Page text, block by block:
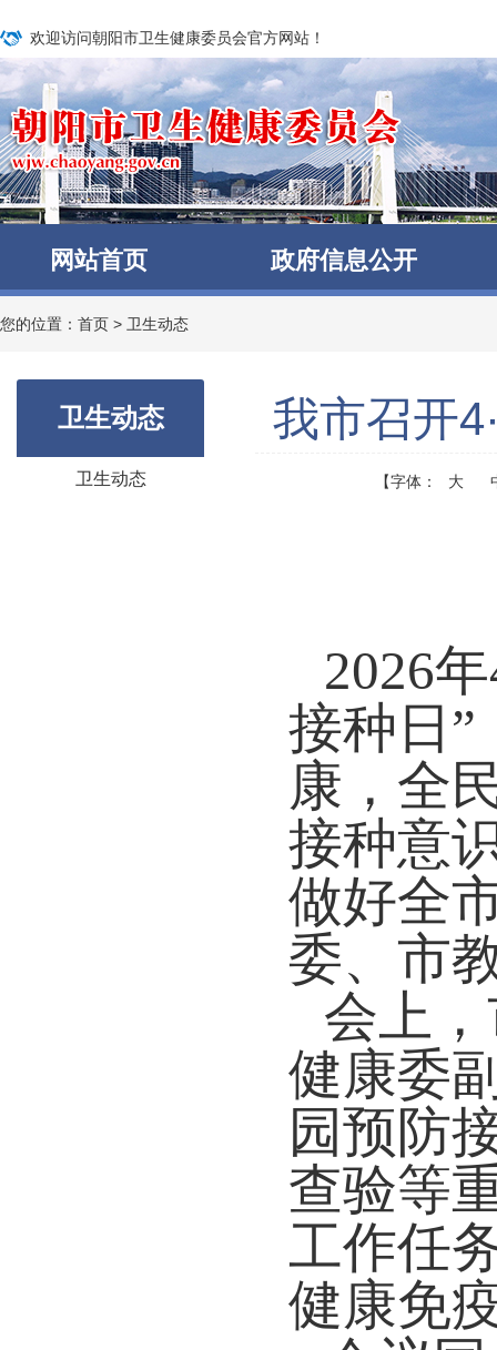
欢迎访问朝阳市卫生健康委员会官方网站！
网站首页 政府信息公开
您的位置： 首页 > 卫生动态
卫生动态
卫生动态
我市召开
【字体： 大
2026
接种日”
康，全
接种意
做好全
委、市
会上
健康委
园预防
查验等
工作任
健康免